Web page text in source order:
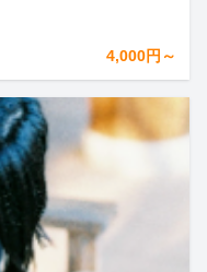
4,000円～